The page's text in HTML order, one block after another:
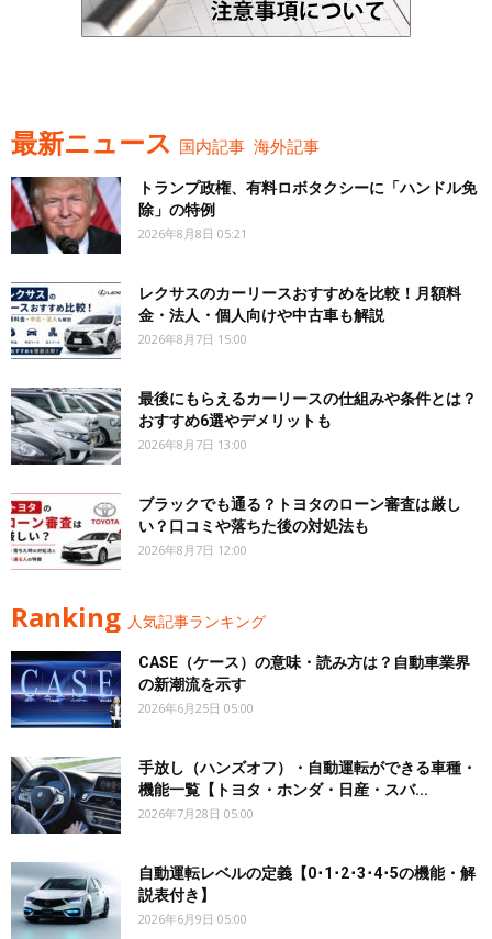
最新ニュース 国内記事 海外記事
トランプ政権、有料ロボタクシーに「ハンドル免
除」の特例
2026年8月8日 05:21
レクサスのカーリースおすすめを比較！月額料
金・法人・個人向けや中古車も解説
2026年8月7日 15:00
最後にもらえるカーリースの仕組みや条件とは？
おすすめ6選やデメリットも
2026年8月7日 13:00
ブラックでも通る？トヨタのローン審査は厳し
い？口コミや落ちた後の対処法も
2026年8月7日 12:00
Ranking 人気記事ランキング
CASE（ケース）の意味・読み方は？自動車業界
の新潮流を示す
2026年6月25日 05:00
手放し（ハンズオフ）・自動運転ができる車種・
機能一覧【トヨタ・ホンダ・日産・スバ...
2026年7月28日 05:00
自動運転レベルの定義【0･1･2･3･4･5の機能・解
説表付き】
2026年6月9日 05:00